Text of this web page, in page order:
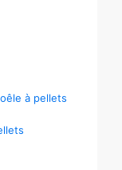
à pellets